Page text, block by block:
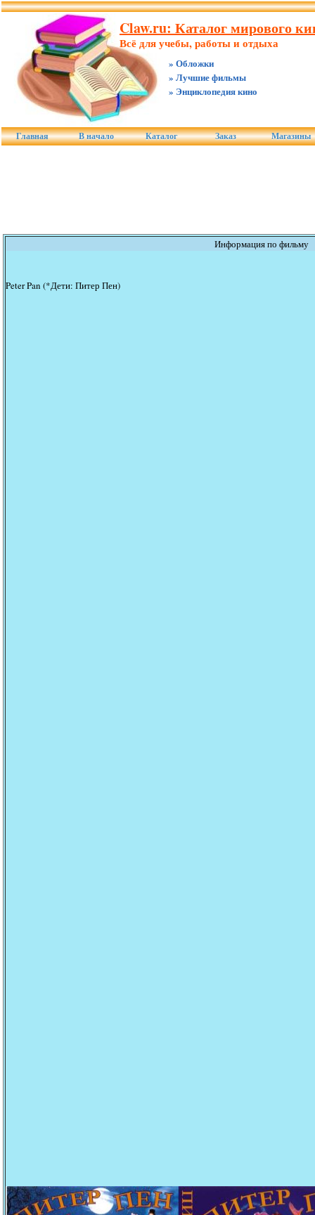
Claw.ru: Каталог мирового
Всё для учебы, работы и отдыха
» Обложки
» Лучшие фильмы
» Энциклопедия кино
Главная В начало Каталог Заказ Магазины
Информация по фильму
Peter Pan (*Дети: Питер Пен)